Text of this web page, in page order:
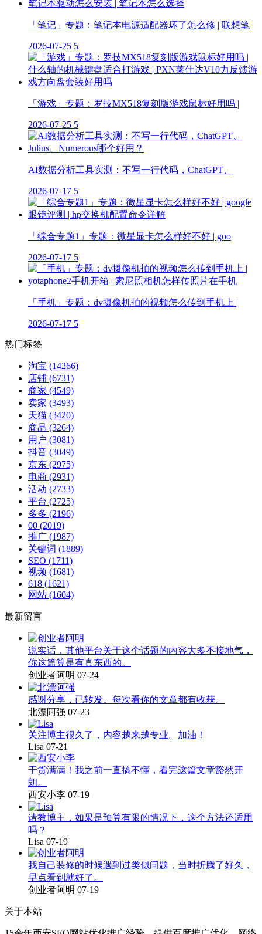
「笔记」专题：笔记本电源适配器坏了怎么修 | 联想笔
2026-07-25 5
「游戏」专题：罗技MX518复刻版游戏鼠标好用吗 |
2026-07-25 5
AI数据分析工具实测：不写一行代码，ChatGPT、
2026-07-17 5
「综合专题1」专题：微星显卡怎么样好不好 | goo
2026-07-17 5
「手机」专题：dv摄像机拍的视频怎么传到手机上 |
2026-07-17 5
热门标签
淘宝 (14266)
店铺 (6731)
商家 (4549)
卖家 (3493)
天猫 (3420)
商品 (3264)
用户 (3081)
抖音 (3049)
京东 (2975)
电商 (2931)
活动 (2733)
平台 (2725)
多多 (2196)
00 (2019)
推广 (1987)
关键词 (1889)
SEO (1711)
视频 (1681)
618 (1621)
网站 (1604)
最新留言
说实话，其他平台关于这个话题的内容大多不接地气，
你这篇算是有真东西的。
创业者阿明 07-24
感谢分享，已转发。每次看你的文章都有收获。
北漂阿强 07-23
关注博主很久了，内容越来越专业。加油！
Lisa 07-21
干货满满！我之前一直搞不懂，看完这篇文章豁然开
朗。
西安小李 07-19
请教博主，如果是预算有限的情况下，这个方法还适用
吗？
Lisa 07-19
我自己装修的时候遇到过类似问题，当时折腾了好久，
早点看到就好了。
创业者阿明 07-19
关于本站